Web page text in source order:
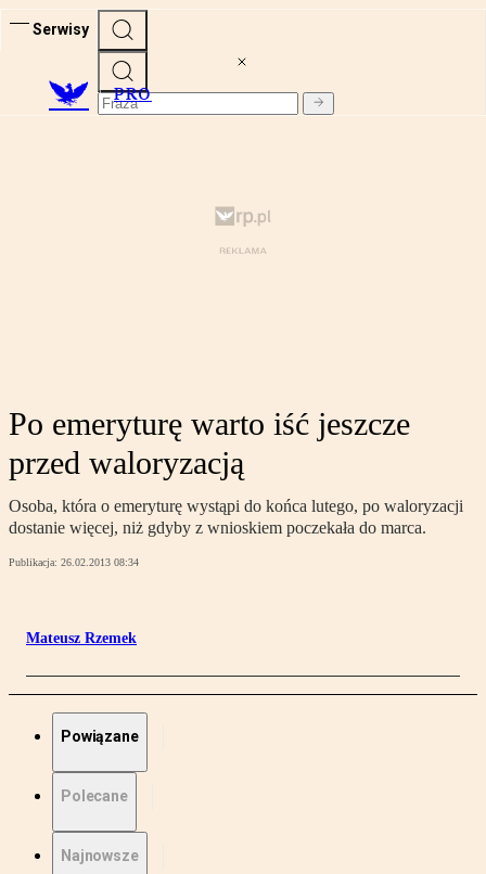
Serwisy
PRO
Po emeryturę warto iść jeszcze
przed waloryzacją
Osoba, która o emeryturę wystąpi do końca lutego, po waloryzacji
dostanie więcej, niż gdyby z wnioskiem poczekała do marca.
Publikacja: 26.02.2013 08:34
Mateusz Rzemek
Powiązane
Polecane
Najnowsze